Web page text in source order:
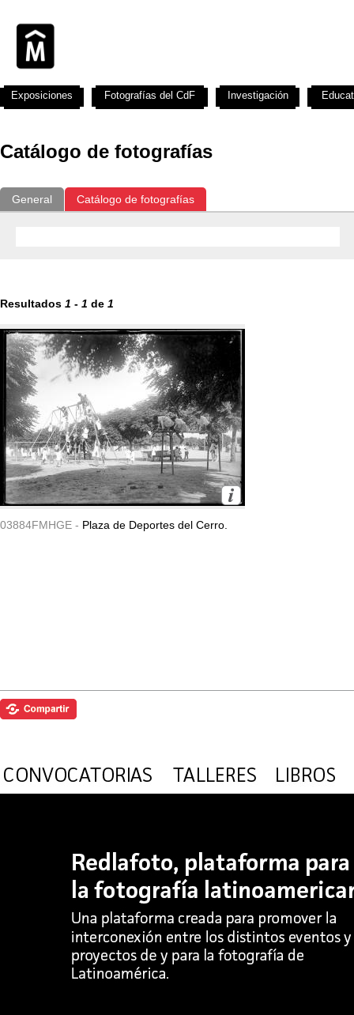
Catálogo de fotografías
General Catálogo de fotografías
Resultados 1 - 1 de 1
03884FMHGE - Plaza de Deportes del Cerro.
Exposiciones Fotografías del CdF Investigación